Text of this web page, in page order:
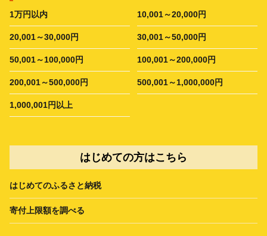
1万円以内 10,001～20,000円
20,001～30,000円 30,001～50,000円
50,001～100,000円 100,001～200,000円
200,001～500,000円 500,001～1,000,000円
1,000,001円以上
はじめての方はこちら
はじめてのふるさと納税
寄付上限額を調べる